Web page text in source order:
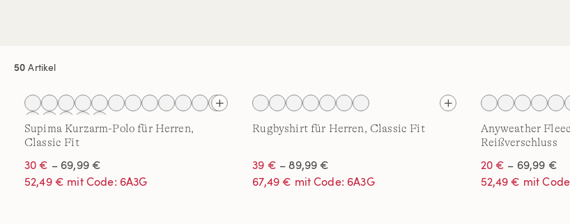
50 Artikel
Supima Kurzarm-Polo für Herren,
Classic Fit
30 € – 69,99 €
52,49 € mit Code: 6A3G
Rugbyshirt für Herren, Classic Fit
39 € – 89,99 €
67,49 € mit Code: 6A3G
Anyweather
Reißverschluss
20 € – 69,99 €
52,49 € mit